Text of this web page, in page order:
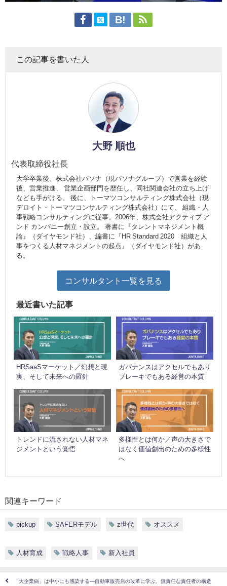
この記事を書いた人
大野 順也
代表取締役社長
大学卒業後、株式会社パソナ（現パソナグループ）で営業を経験
後、営業推進、 営業企画部門を歴任し、同社関連会社の立ち上げ
なども手がける。 後に、トーマツコンサルティング株式会社（現
デロイト・トーマツコンサルティング株式会社）にて、 組織・人
事戦略コンサルティングに従事。2006年、株式会社アクティブ ア
ンド カンパニー創立・設立。 著書に『タレントマネジメント概
論』（ダイヤモンド社）、編書に『HR Standard 2020 組織と人
事をつくる人材マネジメントの起点』（ダイヤモンド社）があ
る。
コンサルタント一覧を見る
最近書いた記事
HRSaaSマーケット／幻想と現
実、そして未来への羅針
ガバナンスはアクセルでもあり
ブレーキでもある経営の本質
トレンドに流されない人材マネ
ジメントという覚悟
多様性とは何か／声の大きさで
はなく価値創出のための多様性
へ
関連キーワード
pickup SAFERモデル z世代 オススメ
人材育成 戦略人事 新入社員
「大企業病」は中小にも感染する—自動車販売店の改革に学ぶ、無責任な責任者の構造